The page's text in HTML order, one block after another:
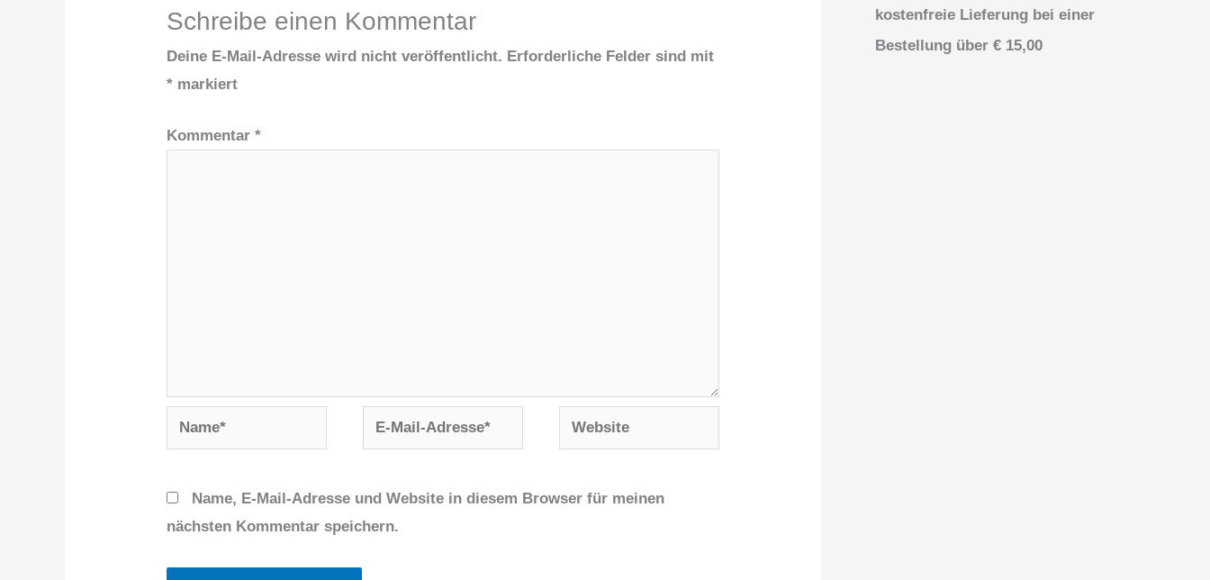
Schreibe einen Kommentar
Deine E-Mail-Adresse wird nicht veröffentlicht. Erforderliche Felder sind mit
* markiert
Kommentar*
Name*
E-
Mail-
Website
Name, E-Mail-Adresse und Website in diesem Browser für meinen
nächsten Kommentar speichern.
kostenfreie Lieferung bei einer
Bestellung über € 15,00